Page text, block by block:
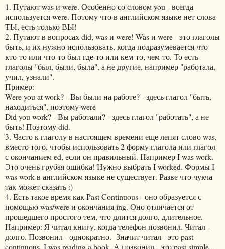
1. Путают was и were. Особенно со словом you - всегда
используется were. Потому что в английском языке нет слова
ТЫ, есть только ВЫ!
2. Путают в вопросах did, was и were! Was и were - это глаголы
быть, и их нужно использовать, когда подразумевается что
кто-то или что-то был где-то или кем-то, чем-то. То есть
глаголы "был, были, была", а не другие, например "работала,
учил, узнали".
Пример:
Were you at work? - Вы были на работе? - здесь глагол "быть,
находиться", поэтому were
Did you work? - Вы работали? - здесь глагол "работать", а не
быть! Поэтому did.
3. Часто к глаголу в настоящем времени еще лепят слово was,
вместо того, чтобы использовать 2 форму глагола или глагол
с окончанием ed, если он правильный. Например I was work.
Это очень грубая ошибка! Нужно выбрать I worked. Формы I
was work в английском языке не существует. Разве что чукча
так может сказать :)
4. Есть такое время как Past Continuous - оно образуется с
помощью was/were и окончания ing. Оно отличается от
прошедшего простого тем, что длится долго, длительное.
Например: Я читал книгу, когда телефон позвонил. Читал -
долго. Позвонил - однократно. Значит читал - это past
continuous. I was reading a book. А позвонил - это past simple -